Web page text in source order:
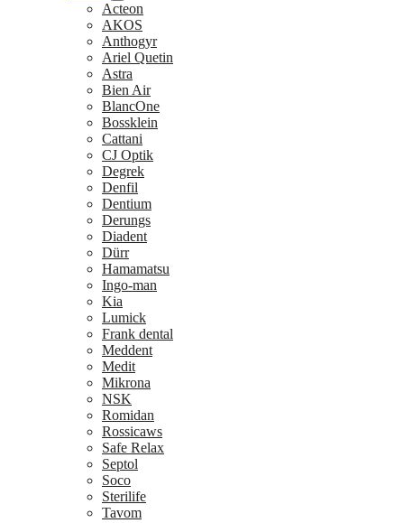
Acteon
AKOS
Anthogyr
Ariel Quetin
Astra
Bien Air
BlancOne
Bossklein
Cattani
CJ Optik
Degrek
Denfil
Dentium
Derungs
Diadent
Dürr
Hamamatsu
Ingo-man
Kia
Lumick
Frank dental
Meddent
Medit
Mikrona
NSK
Romidan
Rossicaws
Safe Relax
Septol
Soco
Sterilife
Tavom